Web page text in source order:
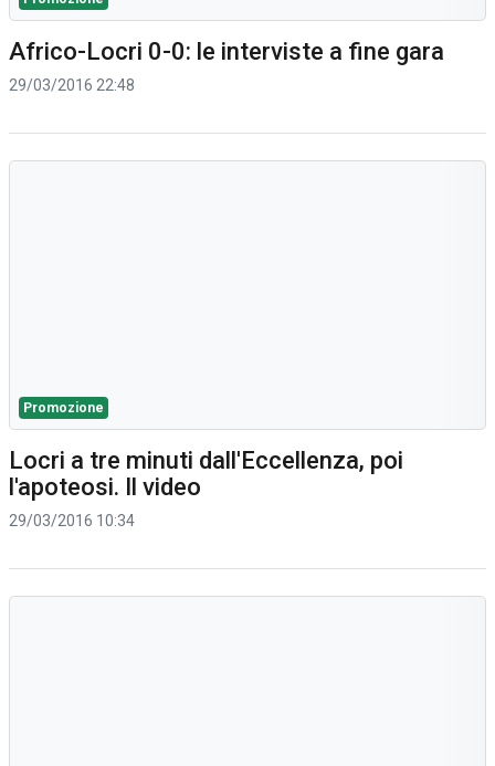
Africo-Locri 0-0: le interviste a fine gara
29/03/2016 22:48
Promozione
Locri a tre minuti dall'Eccellenza, poi
l'apoteosi. Il video
29/03/2016 10:34